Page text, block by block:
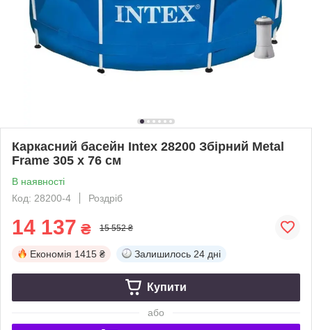
Каркасний басейн Intex 28200 Збірний Metal
Frame 305 x 76 см
В наявності
Код: 28200-4
Роздріб
14 137 ₴ 15 552 ₴
Економія 1415 ₴ Залишилось 24 дні
Купити
або